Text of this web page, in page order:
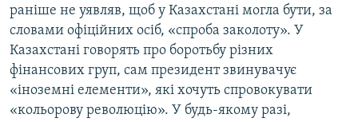
раніше не уявляв, щоб у Казахстані могла бути, за
словами офіційних осіб, «спроба заколоту». У
Казахстані говорять про боротьбу різних
фінансових груп, сам президент звинувачує
«іноземні елементи», які хочуть спровокувати
«кольорову революцію». У будь-якому разі,